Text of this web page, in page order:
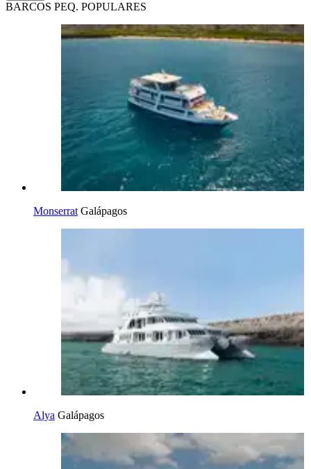
BARCOS PEQ. POPULARES
Monserrat Galápagos
Alya Galápagos